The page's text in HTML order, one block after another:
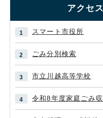
アクセ
スマート市役所
ごみ分別検索
市立川越高等学校
令和8年度家庭ごみ